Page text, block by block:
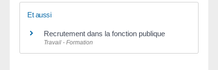
Et aussi
Recrutement dans la fonction publique
Travail - Formation